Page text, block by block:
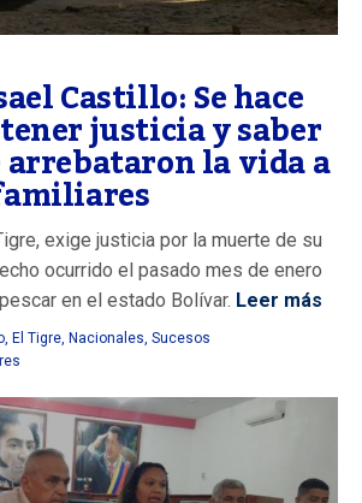
Castillo: Se hace
justicia y saber
la vida a
exige justicia por la muerte de su
ocurrido el pasado mes de enero
en el estado Bolívar. Leer más
, El Tigre, Nacionales, Sucesos